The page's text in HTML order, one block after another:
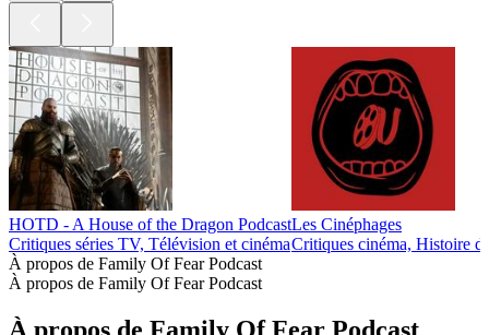
HOTD - A House of the Dragon Podcast
Critiques séries TV, Télévision et cinéma
Les Cinéphages
Critiques cinéma, Histoire
À propos de Family Of Fear Podcast
À propos de Family Of Fear Podcast